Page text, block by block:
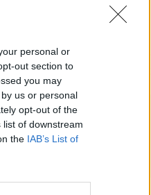
personal or
out section to
you may
us or personal
opt-out of the
of downstream
the IAB’s List of